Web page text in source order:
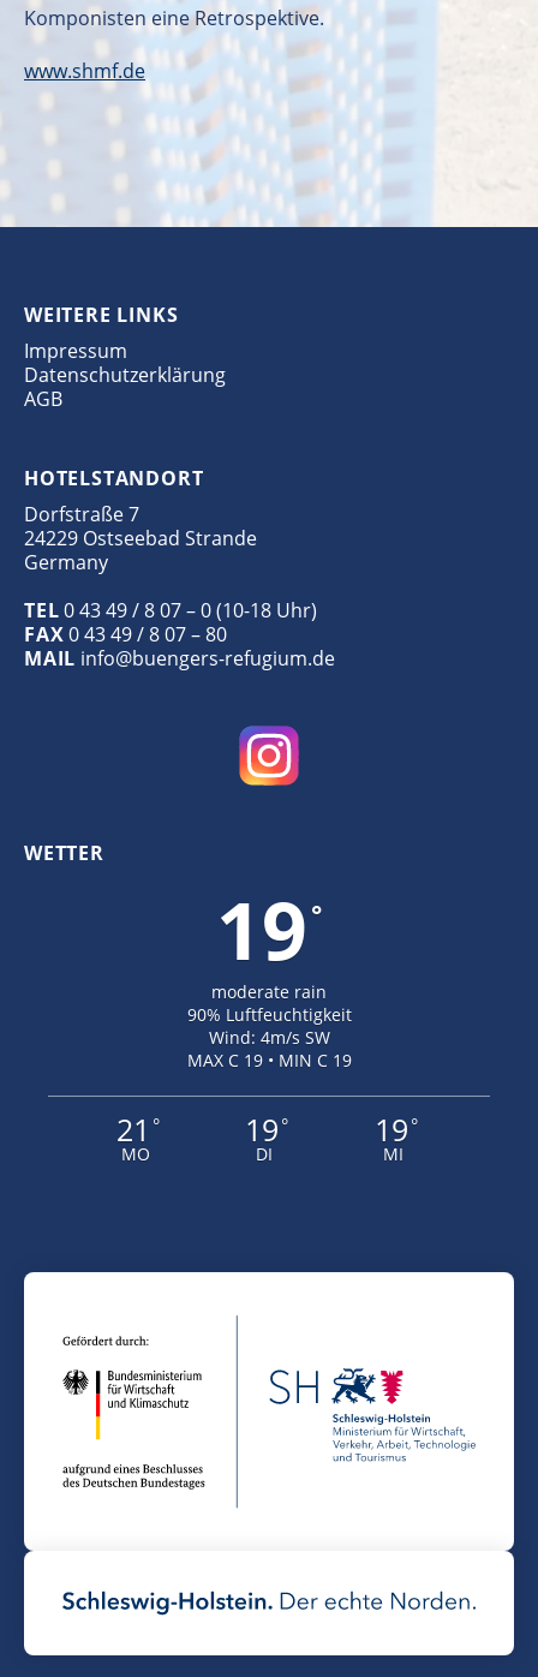
Komponisten eine Retrospektive.
www.shmf.de
WEITERE LINKS
Impressum
Datenschutzerklärung
AGB
HOTELSTANDORT
Dorfstraße 7
24229 Ostseebad Strande
Germany
TEL0 43 49 / 8 07 – 0 (10-18 Uhr)
FAX0 43 49 / 8 07 – 80
MAIL info@buengers-refugium.de
WETTER
19 °
moderate rain
90% Luftfeuchtigkeit
Wind: 4m/s SW
MAX C 19 • MIN C 19
21 °
MO
19 °
DI
19 °
MI